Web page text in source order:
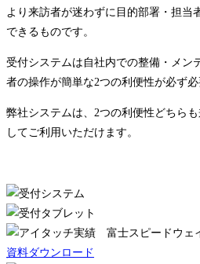
より来訪者が迷わずに目的部署・担当
できるものです。
受付システムは自社内での整備・メン
者の操作が簡単な2つの利便性が必ず必
弊社システムは、2つの利便性どちら
してご利用いただけます。
資料ダウンロード